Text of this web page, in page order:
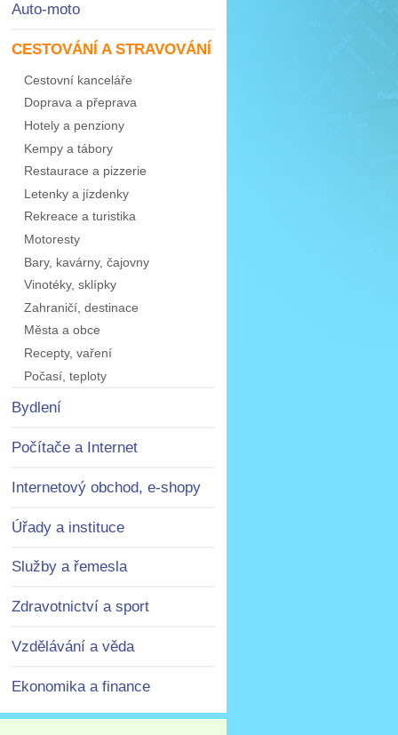
Auto-moto
CESTOVÁNÍ A STRAVOVÁNÍ
Cestovní kanceláře
Doprava a přeprava
Hotely a penziony
Kempy a tábory
Restaurace a pizzerie
Letenky a jízdenky
Rekreace a turistika
Motoresty
Bary, kavárny, čajovny
Vinotéky, sklípky
Zahraničí, destinace
Města a obce
Recepty, vaření
Počasí, teploty
Bydlení
Počítače a Internet
Internetový obchod, e-shopy
Úřady a instituce
Služby a řemesla
Zdravotnictví a sport
Vzdělávání a věda
Ekonomika a finance